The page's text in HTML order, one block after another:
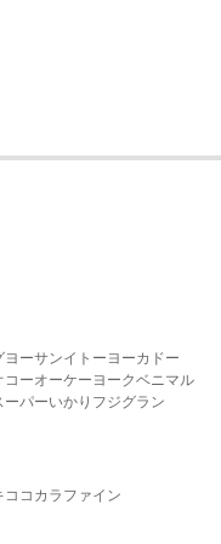
ヨーサンイトーヨーカドー
コーオーケー ヨークベニマル
ーパーいかり フジグラン
ココカラファイン